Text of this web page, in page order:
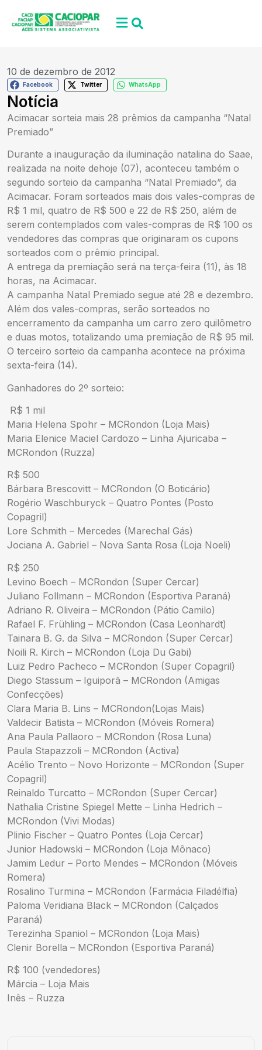
10 de dezembro de 2012
Facebook Twitter WhatsApp
Notícia
Acimacar sorteia mais 28 prêmios da campanha “Natal
Premiado”
Durante a inauguração da iluminação natalina do Saae,
realizada na noite dehoje (07), aconteceu também o
segundo sorteio da campanha “Natal Premiado”, da
Acimacar. Foram sorteados mais dois vales-compras de
R$ 1 mil, quatro de R$ 500 e 22 de R$ 250, além de
serem contemplados com vales-compras de R$ 100 os
vendedores das compras que originaram os cupons
sorteados com o prêmio principal.
A entrega da premiação será na terça-feira (11), às 18
horas, na Acimacar.
A campanha Natal Premiado segue até 28 e dezembro.
Além dos vales-compras, serão sorteados no
encerramento da campanha um carro zero quilômetro
e duas motos, totalizando uma premiação de R$ 95 mil.
O terceiro sorteio da campanha acontece na próxima
sexta-feira (14).
Ganhadores do 2º sorteio:
R$ 1 mil
Maria Helena Spohr – MCRondon (Loja Mais)
Maria Elenice Maciel Cardozo – Linha Ajuricaba –
MCRondon (Ruzza)
R$ 500
Bárbara Brescovitt – MCRondon (O Boticário)
Rogério Waschburyck – Quatro Pontes (Posto
Copagril)
Lore Schmith – Mercedes (Marechal Gás)
Jociana A. Gabriel – Nova Santa Rosa (Loja Noeli)
R$ 250
Levino Boech – MCRondon (Super Cercar)
Juliano Follmann – MCRondon (Esportiva Paraná)
Adriano R. Oliveira – MCRondon (Pátio Camilo)
Rafael F. Frühling – MCRondon (Casa Leonhardt)
Tainara B. G. da Silva – MCRondon (Super Cercar)
Noili R. Kirch – MCRondon (Loja Du Gabi)
Luiz Pedro Pacheco – MCRondon (Super Copagril)
Diego Stassum – Iguiporã – MCRondon (Amigas
Confecções)
Clara Maria B. Lins – MCRondon(Lojas Mais)
Valdecir Batista – MCRondon (Móveis Romera)
Ana Paula Pallaoro – MCRondon (Rosa Luna)
Paula Stapazzoli – MCRondon (Activa)
Acélio Trento – Novo Horizonte – MCRondon (Super
Copagril)
Reinaldo Turcatto – MCRondon (Super Cercar)
Nathalia Cristine Spiegel Mette – Linha Hedrich –
MCRondon (Vivi Modas)
Plinio Fischer – Quatro Pontes (Loja Cercar)
Junior Hadowski – MCRondon (Loja Mônaco)
Jamim Ledur – Porto Mendes – MCRondon (Móveis
Romera)
Rosalino Turmina – MCRondon (Farmácia Filadélfia)
Paloma Veridiana Black – MCRondon (Calçados
Paraná)
Terezinha Spaniol – MCRondon (Loja Mais)
Clenir Borella – MCRondon (Esportiva Paraná)
R$ 100 (vendedores)
Márcia – Loja Mais
Inês – Ruzza